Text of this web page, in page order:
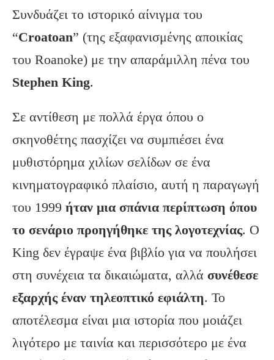
Συνδυάζει το ιστορικό αίνιγμα του
“Croatoan” (της εξαφανισμένης αποικίας
του Roanoke) με την απαράμιλλη πένα του
Stephen King.
Σε αντίθεση με πολλά έργα όπου ο
σκηνοθέτης πασχίζει να συμπιέσει ένα
μυθιστόρημα χιλίων σελίδων σε ένα
κινηματογραφικό πλαίσιο, αυτή η παραγωγή
του 1999 ήταν μια σπάνια περίπτωση όπου
το σενάριο προηγήθηκε της λογοτεχνίας. Ο
King δεν έγραψε ένα βιβλίο για να πουλήσει
στη συνέχεια τα δικαιώματα, αλλά συνέθεσε
εξαρχής έναν τηλεοπτικό εφιάλτη. Το
αποτέλεσμα είναι μια ιστορία που μοιάζει
λιγότερο με ταινία και περισσότερο με ένα